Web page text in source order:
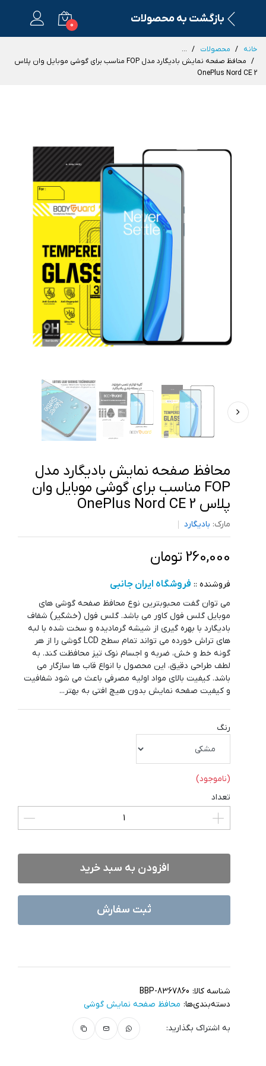
بازگشت به محصولات 0
خانه محصولات
...
محافظ صفحه نمایش بادیگارد مدل FOP مناسب برای گوشی موبایل وان پلاس
OnePlus Nord CE 2
محافظ صفحه نمایش بادیگارد مدل
FOP مناسب برای گوشی موبایل وان
پلاس OnePlus Nord CE 2
مارک: بادیگارد
260,000 تومان
فروشنده :: فروشگاه ایران جانبی
می توان گفت محبوبترین نوع محافظ صفحه گوشی های
موبایل گلس فول کاور می باشد. گلس فول (خشگیر) شفاف
بادیگارد با بهره گیری از شیشه گرمادیده و سخت شده با لبه
های تراش خورده می تواند تمام سطح LCD گوشی را از هر
گونه خط و خش، ضربه و اجسام نوک تیز محافظت کند. به
لطف طراحی دقیق، این محصول با انواع قاب ها سازگار می
باشد. کیفیت بالای مواد اولیه مصرفی باعث می شود شفافیت
و کیفیت صفحه نمایش بدون هیچ افتی به بهتر...
رنگ
(ناموجود)
تعداد
افزودن به سبد خرید
ثبت سفارش
شناسه کالا: BBP-8367860
دسته‌بندی‌ها: محافظ صفحه نمایش گوشی
به اشتراک بگذارید: